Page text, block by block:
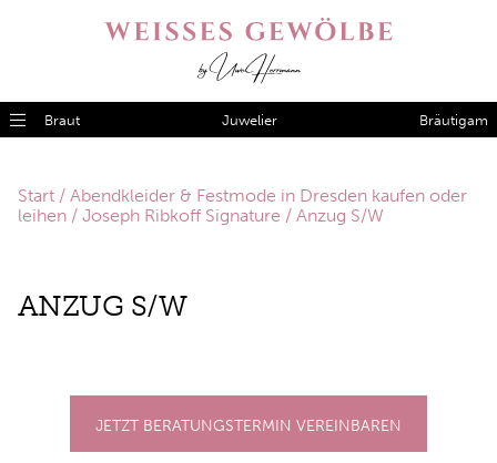
Braut Juwelier Bräutigam
Start / Abendkleider & Festmode in Dresden kaufen oder
leihen / Joseph Ribkoff Signature / Anzug S/W
AN­ZUG S/​W
JETZT BERATUNGSTERMIN VEREINBAREN